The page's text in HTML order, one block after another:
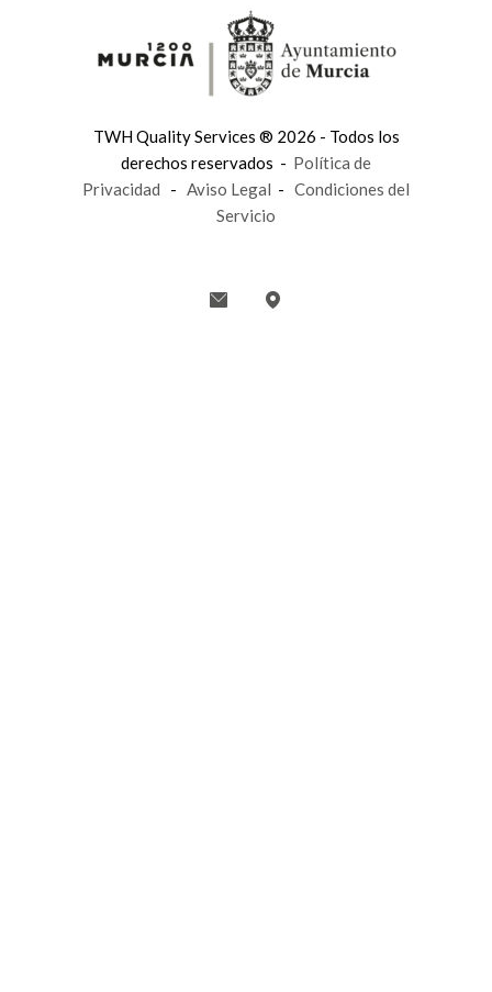
TWH Quality Services ® 2026 - Todos los
derechos reservados - Política de
Privacidad - Aviso Legal - Condiciones del
Servicio